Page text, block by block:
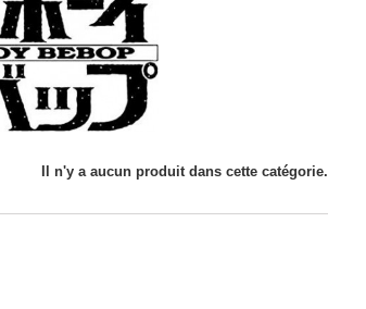
Il n'y a aucun produit dans cette catégorie.